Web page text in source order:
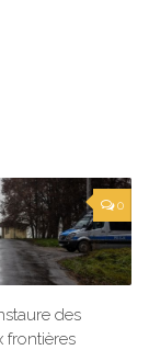
0
des
frontières